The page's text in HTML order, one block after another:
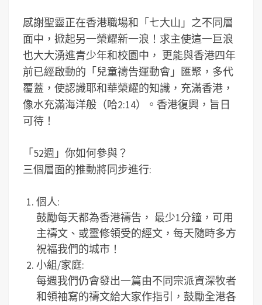
感謝聖靈正在香港職場和「七大山」之不同層
面中，掀起另一榮耀新一浪！求主使這一巨浪
也大大湧進青少年和校園中， 更能與香港四年
前已經啟動的「兒童禱告運動會」匯聚，多代
覆蓋，使認識耶和華榮耀的知識，充滿香港，
像水充滿海洋般（哈2:14）。香港復興，旨日
可待！
「52週」你如何參與？
三個層面的推動將同步進行:
個人:
鼓勵每天都為香港禱告， 最少1分鐘，可用
主禱文、或靈修領受的經文，每天隨時多方
祝福我們的城市！
小組/家庭:
每週我們仍會發出一篇由不同宗派資深牧者
和領袖寫的禱文給大家作指引，鼓勵全港各